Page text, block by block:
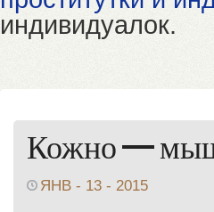
индивидуалок.
Кожно —
ЯНВ - 13 - 2015